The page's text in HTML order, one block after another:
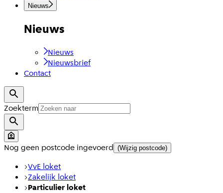
Nieuws
Nieuws
Nieuws
Nieuwsbrief
Contact
Zoekterm
Nog geen postcode ingevoerd (Wijzig postcode)
VvE loket
Zakelijk loket
Particulier loket